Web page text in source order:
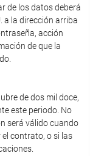
de los datos deberá
a la dirección arriba
acción
de que la
de dos mil doce,
este periodo. No
será válido cuando
contrato, o si las